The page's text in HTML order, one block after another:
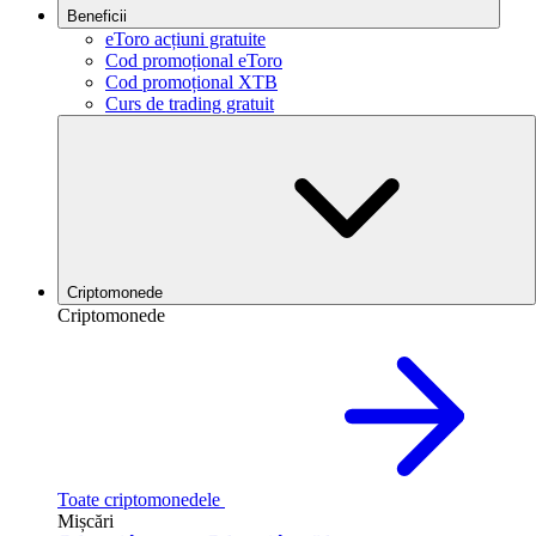
Beneficii
eToro acțiuni gratuite
Cod promoțional eToro
Cod promoțional XTB
Curs de trading gratuit
Criptomonede
Criptomonede
Toate criptomonedele
Mișcări